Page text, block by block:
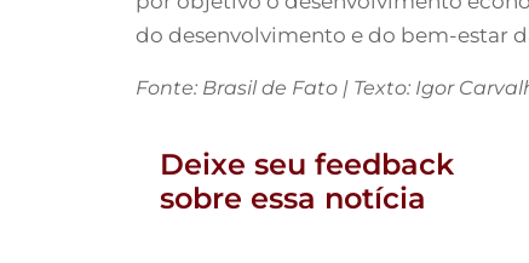
do desenvolvimento e do bem-estar
Fonte: Brasil de Fato | Texto: Igor
Deixe seu feedback
sobre essa notícia